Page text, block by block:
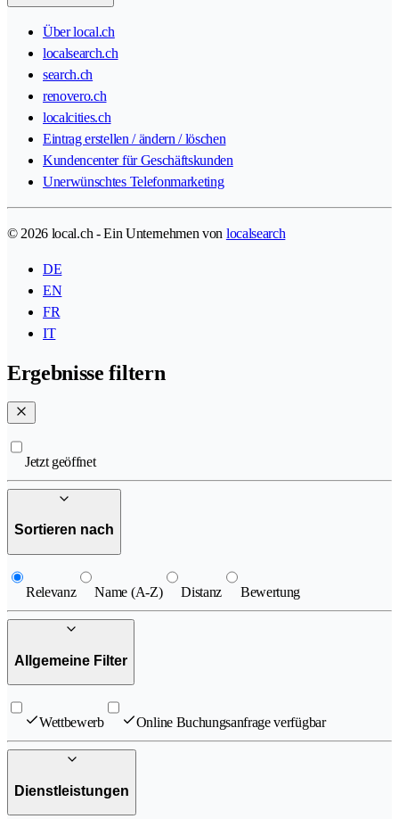
Über local.ch
localsearch.ch
search.ch
renovero.ch
localcities.ch
Eintrag erstellen / ändern / löschen
Kundencenter für Geschäftskunden
Unerwünschtes Telefonmarketing
© 2026 local.ch - Ein Unternehmen von localsearch
DE
EN
FR
IT
Ergebnisse filtern
Jetzt geöffnet
Sortieren nach
Relevanz Name (A-Z) Distanz Bewertung
Allgemeine Filter
Wettbewerb Online Buchungsanfrage verfügbar
Dienstleistungen